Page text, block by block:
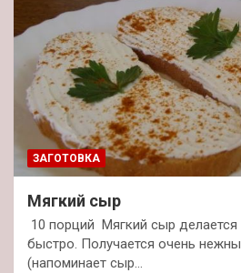
ЗАГОТОВКА
Мягкий сыр
10 порций Мягкий сыр делается
быстро. Получается очень
(напоминает сыр…